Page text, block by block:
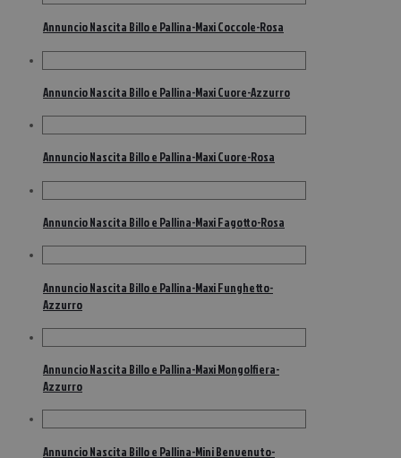
Annuncio Nascita Billo e Pallina-Maxi Coccole-Rosa
Annuncio Nascita Billo e Pallina-Maxi Cuore-Azzurro
Annuncio Nascita Billo e Pallina-Maxi Cuore-Rosa
Annuncio Nascita Billo e Pallina-Maxi Fagotto-Rosa
Annuncio Nascita Billo e Pallina-Maxi Funghetto-
Azzurro
Annuncio Nascita Billo e Pallina-Maxi Mongolfiera-
Azzurro
Annuncio Nascita Billo e Pallina-Mini Benvenuto-